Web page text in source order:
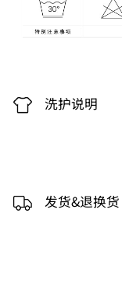
洗护说明
发货&退换货